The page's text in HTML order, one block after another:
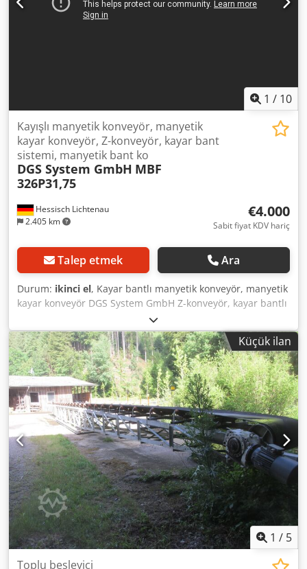
1 / 10
Hessisch Lichtenau
2.405 km
Kayışlı manyetik konveyör, manyetik
kayar konveyör, Z-konveyör, kayar bant
sistemi, manyetik bant ko
DGS System GmbH MBF
326P31,75
€4.000
Sabit fiyat KDV hariç
Talep etmek Ara
Durum: ikinci el, Kayar bantlı manyetik konveyör, manyetik
kayar konveyör DGS System GmbH Z-konveyör, kayar bantlı
konveyör, konveyör bant, manyetik bantlı konveyör Tip no:
MBF 326P31,75 Com. no: 44489-10 Yapım yılı 2017 Kızak
genişliği 300 mm Kalıcı mıknatıslar arasındaki mesafe 250
mm Yerleştirme uzunluğu yakl. 3400 mm (gövde kutusuna
kadar) Kaydırma uzunluğu yaklaşık 3900 mm (üst yapı
kutusu olmadan) Kızak yüksekliği 210 mm Yerleştirme
genişliği gövde 370 mm Dwjdpfei Huzxox Acdoa Tesviye
ayakları için dişli bağlantıların kayma genişliği 410 mm
Gövde kutusunda ekleme genişliği 470 mm Taşıma
yüksekliği - boşaltma yüksekliği yakl. 1040 mm Konveyör
hızı yaklaşık 2 metre/dak. Motor gücü kayış tahriki 0,37 kW
Şebeke bağlantısı 400 Volt, 50 Hz - Kalıcı mıknatıslarla
donatılmış sirkülasyon zinciri Alan gereksinimi U x G x Y
5200 x 700 x 1500 mm Ağırlık 410 kg Çok iyi durumda
Küçük ilan
1 / 5
Toplu besleyici